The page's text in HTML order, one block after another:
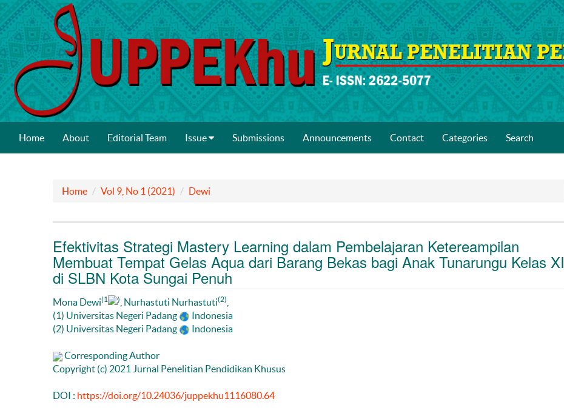
Home About Editorial Team Issue Submissions Announcements Contact Categories Search
Home Vol 9, No 1 (2021) Dewi
Efektivitas Strategi Mastery Learning dalam Pembelajaran Ketereampilan
Membuat Tempat Gelas Aqua dari Barang Bekas bagi Anak Tunarungu Kelas XI
di SLBN Kota Sungai Penuh
Mona Dewi(1 ) , Nurhastuti Nurhastuti(2)
(1) Universitas Negeri Padang
Indonesia
(2) Universitas Negeri Padang
Indonesia
Corresponding Author
Copyright (c) 2021 Jurnal Penelitian Pendidikan Khusus
DOI : https://doi.org/10.24036/juppekhu1116080.64